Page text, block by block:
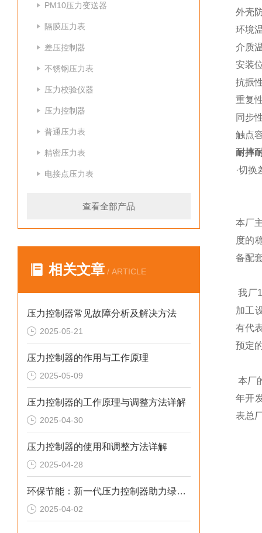
PM10压力变送器
隔膜压力表
差压控制器
不锈钢压力表
压力校验仪器
压力控制器
普通压力表
精密压力表
电接点压力表
查看全部产品
相关文章 / ARTICLE
压力控制器常见故障分析及解决方法
2025-05-21
压力控制器的作用与工作原理
2025-05-09
压力控制器的工作原理与调整方法详解
2025-04-30
压力控制器的使用和调整方法详解
2025-04-28
环保节能：新一代压力控制器助力绿色制造
2025-04-02
外壳
环境
介质
安装
抗振
重复
同步
触点
耐摔
·切换
本厂
度的
备配
我厂
加工
有代
预定
本厂
年开
表总